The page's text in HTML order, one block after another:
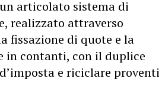
articolato sistema di
realizzato attraverso
fissazione di quote e la
in contanti, con il duplice
e riciclare proventi